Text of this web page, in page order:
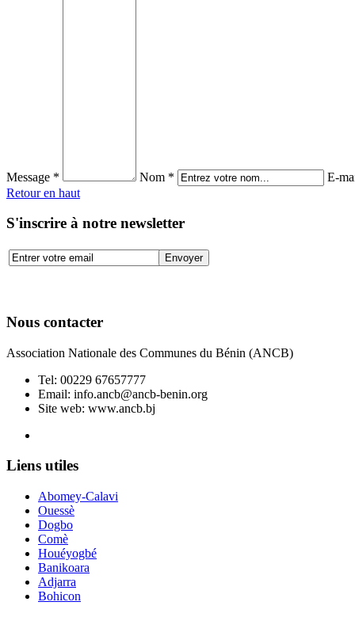
Message * Nom *
E-
Retour en haut
S'inscrire à notre newsletter
Nous contacter
Association Nationale des Communes du Bénin (ANCB)
Tel: 00229 67657777
Email: info.ancb@ancb-benin.org
Site web: www.ancb.bj
Liens utiles
Abomey-Calavi
Ouessè
Dogbo
Comè
Houéyogbé
Banikoara
Adjarra
Bohicon